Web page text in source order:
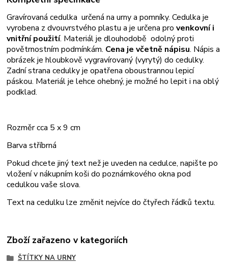
Gravírovaná cedulka určená na urny a pomníky. Cedulka je
vyrobena z dvouvrstvého plastu a je určena provenkovní i
vnitřní použití. Materiál je dlouhodobě odolný proti
povětrnostním podmínkám. Cena je včetně nápisu. Nápis a
obrázek je hloubkově vygravírovaný (vyrytý) do cedulky.
Zadní strana cedulky je opatřena oboustrannou lepicí
páskou. Materiál je lehce ohebný, je možné ho lepit i na oblý
podklad.
Rozměr cca 5 x 9 cm
Barva stříbrná
Pokud chcete jiný text než je uveden na cedulce, napište po
vložení v nákupním koši do poznámkového okna pod
cedulkou vaše slova.
Text na cedulku lze změnit nejvíce do čtyřech řádků textu.
Zboží zařazeno v kategoriích
ŠTÍTKY NA URNY